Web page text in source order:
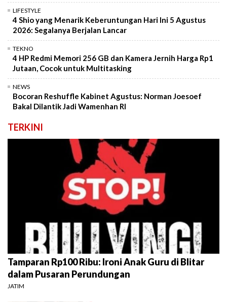
LIFESTYLE
4 Shio yang Menarik Keberuntungan Hari Ini 5 Agustus
2026: Segalanya Berjalan Lancar
TEKNO
4 HP Redmi Memori 256 GB dan Kamera Jernih Harga Rp1
Jutaan, Cocok untuk Multitasking
NEWS
Bocoran Reshuffle Kabinet Agustus: Norman Joesoef
Bakal Dilantik Jadi Wamenhan RI
TERKINI
Tamparan Rp100 Ribu: Ironi Anak Guru di Blitar
dalam Pusaran Perundungan
JATIM